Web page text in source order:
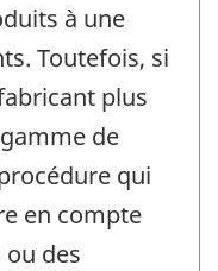
à une
Toutefois, si
plus
de
qui
en compte
des